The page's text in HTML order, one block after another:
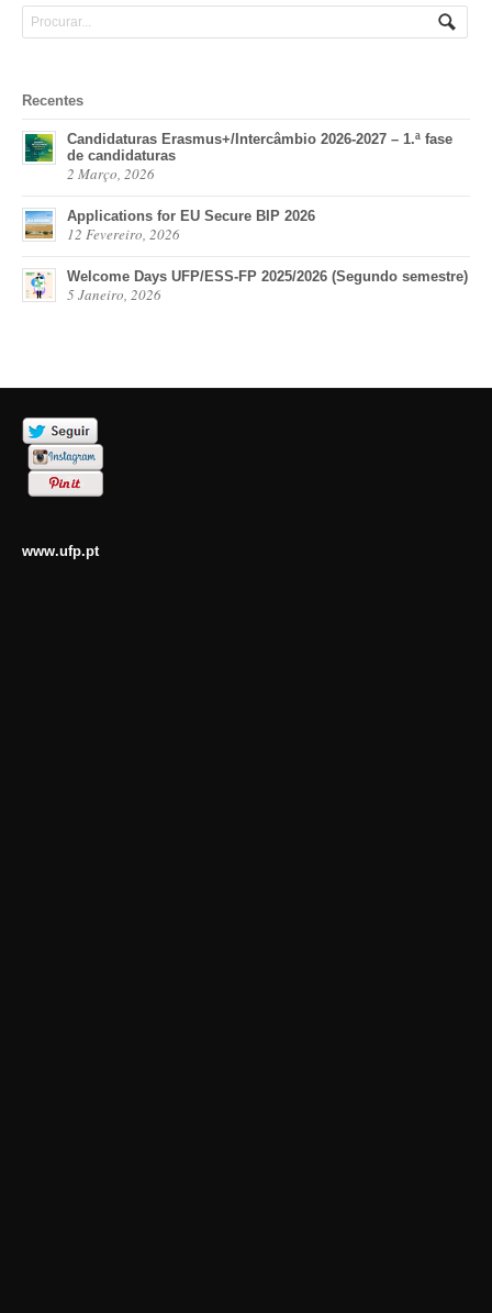
Recentes
Candidaturas Erasmus+/Intercâmbio 2026-2027 – 1.ª fase
de candidaturas
2 Março, 2026
Applications for EU Secure BIP 2026
12 Fevereiro, 2026
Welcome Days UFP/ESS-FP 2025/2026 (Segundo semestre)
5 Janeiro, 2026
www.ufp.pt